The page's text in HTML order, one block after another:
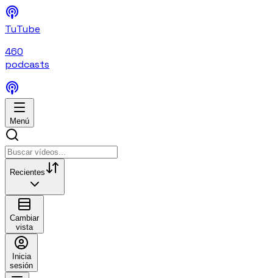
TuTube
460
podcasts
Menú
Recientes
Cambiar
vista
Inicia
sesión